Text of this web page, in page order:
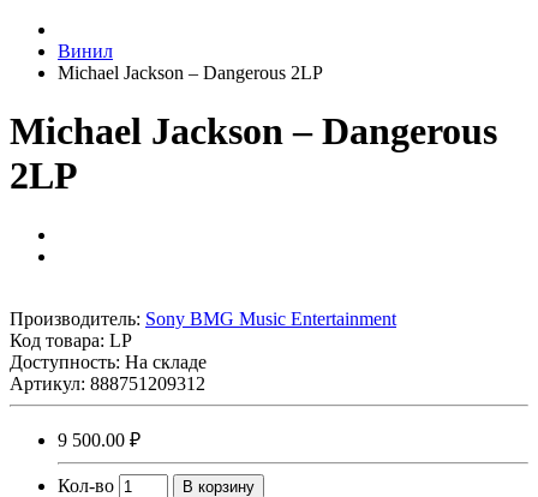
Винил
Michael Jackson ‎– Dangerous 2LP
Michael Jackson ‎– Dangerous
2LP
Производитель: Sony BMG Music Entertainment
Код товара: LP
Доступность: На складе
Артикул: 888751209312
9 500.00 ₽
Кол-во В корзину